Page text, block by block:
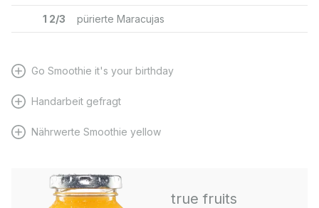
1 2/3 pürierte Maracujas
Go Smoothie it's your birthday
Handarbeit gefragt
Nährwerte Smoothie yellow
true fruits